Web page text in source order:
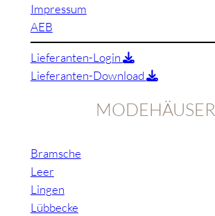
Impressum
AEB
Lieferanten-Login
Lieferanten-Download
MODEHÄUSER
Bramsche
Leer
Lingen
Lübbecke